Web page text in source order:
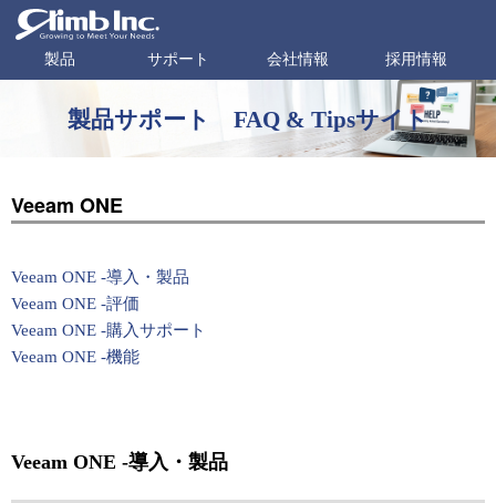
製品 サポート 会社情報 採用情報
製品サポート FAQ & Tipsサイト
Veeam ONE
Veeam ONE -導入・製品
Veeam ONE -評価
Veeam ONE -購入サポート
Veeam ONE -機能
Veeam ONE -導入・製品